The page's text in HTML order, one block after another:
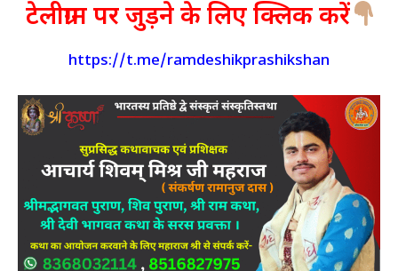
टेलीग्राम पर जुड़ने के लिए क्लिक करें
https://t.me/ramdeshikprashikshan